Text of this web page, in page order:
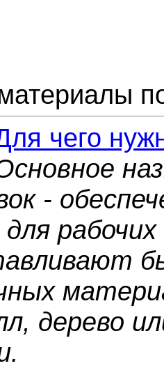
чего
-
дерево